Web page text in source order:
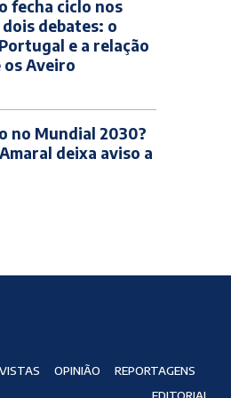
fecha ciclo nos
debates: o
e a relação
Aveiro
no Mundial 2030?
deixa aviso a
OPINIÃO
REPORTAGENS